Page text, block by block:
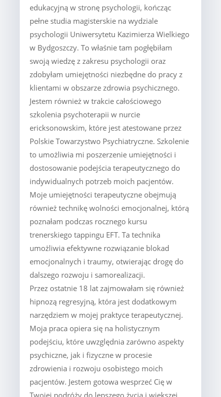
edukacyjną w stronę psychologii, kończąc
pełne studia magisterskie na wydziale
psychologii Uniwersytetu Kazimierza Wielkiego
w Bydgoszczy. To właśnie tam pogłębiłam
swoją wiedzę z zakresu psychologii oraz
zdobyłam umiejętności niezbędne do pracy z
klientami w obszarze zdrowia psychicznego.
Jestem również w trakcie całościowego
szkolenia psychoterapii w nurcie
ericksonowskim, które jest atestowane przez
Polskie Towarzystwo Psychiatryczne. Szkolenie
to umożliwia mi poszerzenie umiejętności i
dostosowanie podejścia terapeutycznego do
indywidualnych potrzeb moich pacjentów.
Moje umiejętności terapeutyczne obejmują
również technikę wolności emocjonalnej, którą
poznałam podczas rocznego kursu
trenerskiego tappingu EFT. Ta technika
umożliwia efektywne rozwiązanie blokad
emocjonalnych i traumy, otwierając drogę do
dalszego rozwoju i samorealizacji.
Przez ostatnie 18 lat zajmowałam się również
hipnozą regresyjną, która jest dodatkowym
narzędziem w mojej praktyce terapeutycznej.
Moja praca opiera się na holistycznym
podejściu, które uwzględnia zarówno aspekty
psychiczne, jak i fizyczne w procesie
zdrowienia i rozwoju osobistego moich
pacjentów. Jestem gotowa wesprzeć Cię w